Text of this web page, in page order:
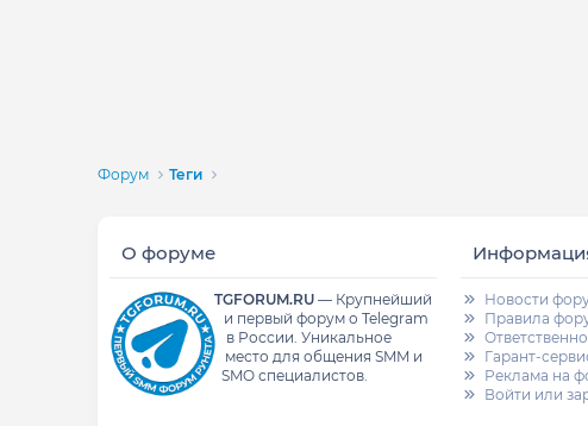
Форум Теги
О форуме
TGFORUM.RU— Крупнейший
и первый форум о Telegram
в России. Уникальное
место для общения SMM и
SMO специалистов.
Новости
Правила
Гарант-
Реклама на
Войти или